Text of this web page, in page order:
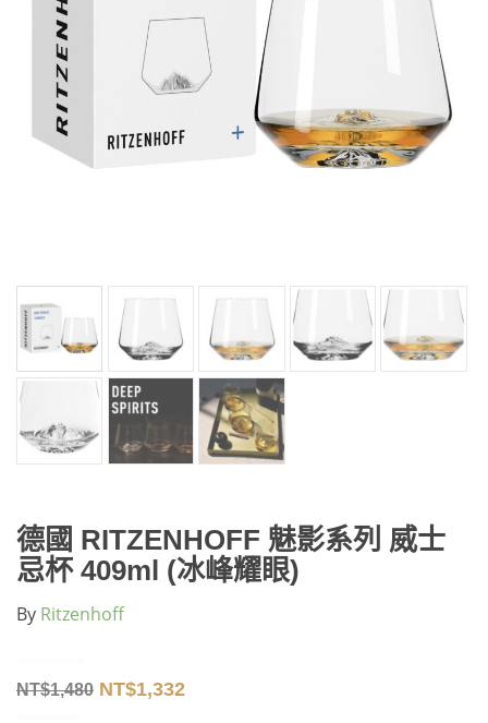
德國 RITZENHOFF 魅影系列 威士
忌杯 409ml (冰峰耀眼)
By Ritzenhoff
NT$1,480 NT$1,332